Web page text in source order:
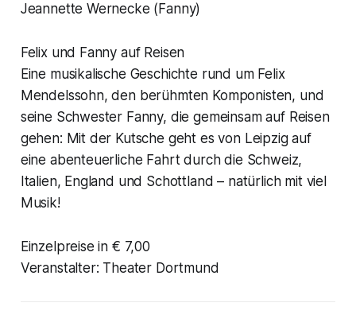
Jeannette Wernecke (Fanny)
Felix und Fanny auf Reisen
Eine musikalische Geschichte rund um Felix
Mendelssohn, den berühmten Komponisten, und
seine Schwester Fanny, die gemeinsam auf Reisen
gehen: Mit der Kutsche geht es von Leipzig auf
eine abenteuerliche Fahrt durch die Schweiz,
Italien, England und Schottland – natürlich mit viel
Musik!
Einzelpreise in € 7,00
Veranstalter: Theater Dortmund